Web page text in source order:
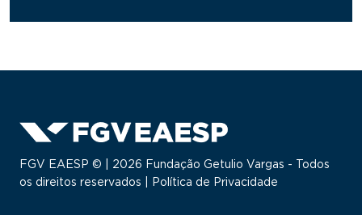
FGV EAESP © | 2026 Fundação Getulio Vargas - Todos
os direitos reservados |
Política de Privacidade